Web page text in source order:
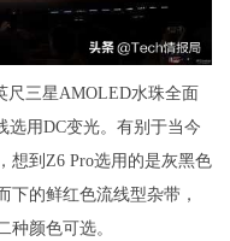
尺三星AMOLED水珠全面
选用DC变光。有别于当今
想到Z6 Pro选用的是灰黑色
下的鲜红色流线型杂带，
种颜色可选。